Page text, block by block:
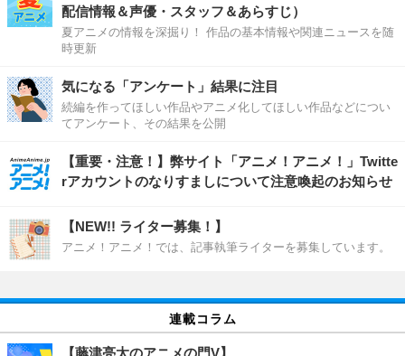
配信情報＆声優・スタッフ＆あらすじ）
夏アニメの情報を深掘り！ 作品の基本情報や関連ニュースを随
時更新
気になる「アンケート」結果に注目
続編を作ってほしい作品やアニメ化してほしい作品などについ
てアンケート、その結果を公開
【重要・注意！】弊サイト「アニメ！アニメ！」Twitte
rアカウントのなりすましについて注意喚起のお知らせ
【NEW!! ライター募集！】
アニメ！アニメ！では、記事執筆ライターを募集しています。
連載コラム
【藤津亮太のアニメの門V】